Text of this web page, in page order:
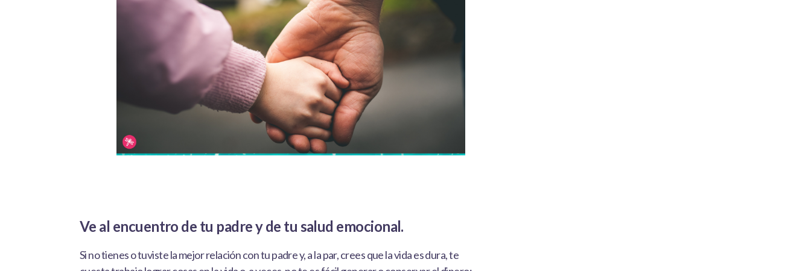
Ve al encuentro de tu padre y de tu salud emocional.
Si no tienes o tuviste la mejor relación con tu padre y, a la par, crees que la vida es dura, te